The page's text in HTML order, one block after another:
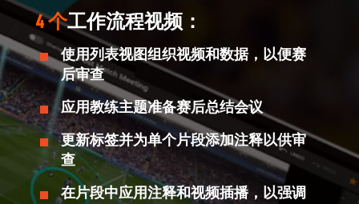
4 个工作流程视频：
使用列表视图组织视频和数据，以便赛
后审查
应用教练主题准备赛后总结会议
更新标签并为单个片段添加注释以供审
查
在片段中应用注释和视频插播，以强调